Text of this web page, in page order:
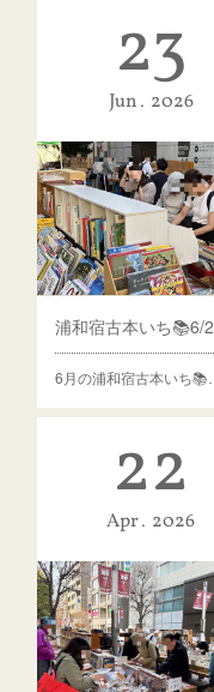
23
Jun 2026
6月の浦和宿古本いち📚…
22
Apr 2026